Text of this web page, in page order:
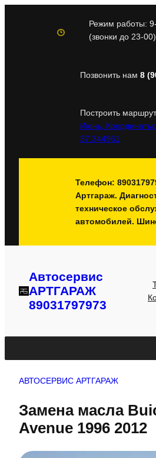
содержимому
Режим работы:
(звонки до 23-
Позвонить нам 8
Построить
Июнь,
37.344961
Телефон:
Артгараж.
техническое
автомобилей.
Автосервис
АРТГАРАЖ
89031797973
АВТОСЕРВИС АРТГАРАЖ
Замена масла
Avenue 1996 2012